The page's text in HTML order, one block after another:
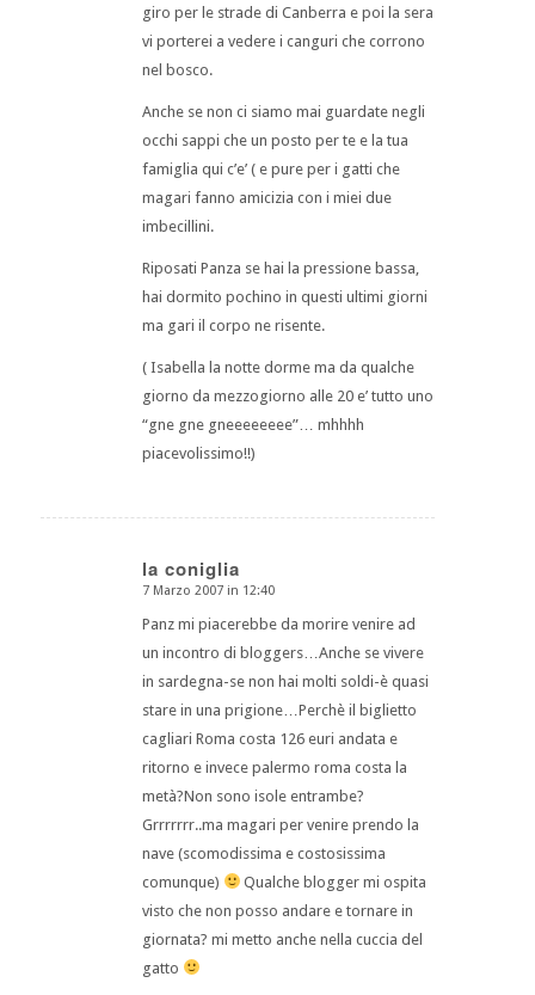
giro per le strade di Canberra e poi la sera
vi porterei a vedere i canguri che corrono
nel bosco.
Anche se non ci siamo mai guardate negli
occhi sappi che un posto per te e la tua
famiglia qui c’e’ ( e pure per i gatti che
magari fanno amicizia con i miei due
imbecillini.
Riposati Panza se hai la pressione bassa,
hai dormito pochino in questi ultimi giorni
ma gari il corpo ne risente.
( Isabella la notte dorme ma da qualche
giorno da mezzogiorno alle 20 e’ tutto uno
“gne gne gneeeeeeee”… mhhhh
piacevolissimo!!)
la coniglia
dice:
7 Marzo 2007 in 12:40
Panz mi piacerebbe da morire venire ad
un incontro di bloggers…Anche se vivere
in sardegna-se non hai molti soldi-è quasi
stare in una prigione…Perchè il biglietto
cagliari Roma costa 126 euri andata e
ritorno e invece palermo roma costa la
metà?Non sono isole entrambe?
Grrrrrrr..ma magari per venire prendo la
nave (scomodissima e costosissima
comunque)
Qualche blogger mi ospita
visto che non posso andare e tornare in
giornata? mi metto anche nella cuccia del
gatto